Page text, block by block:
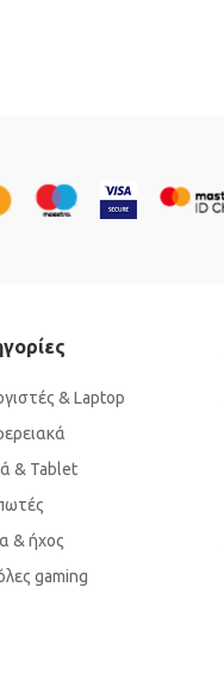
& Laptop
& Tablet
& ήχος
gaming